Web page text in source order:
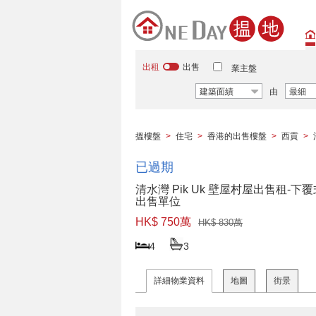
出租 出售 業主盤
建築面績 由 最細
搵樓盤 > 住宅 > 香港的出售樓盤 > 西貢 >
已過期
清水灣 Pik Uk 壁屋村屋出售租-下覆
出售單位
HK$ 750萬
HK$ 830萬
4 3
詳細物業資料 地圖 街景